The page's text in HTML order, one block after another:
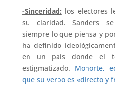
-Sinceridad: los electores
su claridad. Sanders
siempre lo que piensa y
ha definido
en un país donde el
estigmatizado. Mohorte,
que su verbo es «directo y